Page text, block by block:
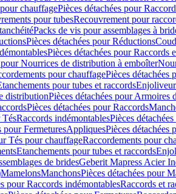
chauffagePièces détachées pour
pour tubesRecouvrement pour
Packs de vis pour assemblages à
Pièces détachées pour Réductions
Pièces détachées pour Raccords
pour Nourrices de distribution à emboîter
pour chauffagePièces détachées
pour tubes et raccords
distributionPièces détachées pour Armoires
Pièces détachées pour Raccords
TésRaccords indémontablesPièces
pour FermeturesAppliquesPièces détachées
Tés pour chauffageRaccordements pour
Etanchements pour tubes et raccords
de bridesGeberit Mapress Acier
MamelonsManchonsPièces détachées pour
pour Raccords indémontablesRaccords et